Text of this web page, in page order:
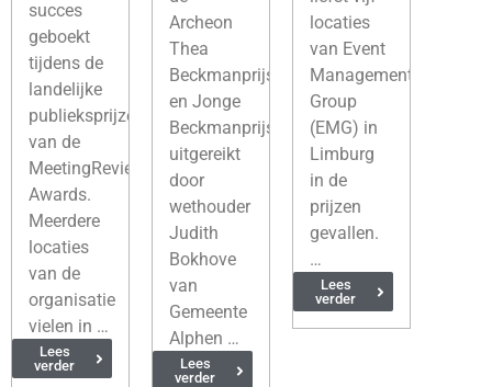
succes
geboekt
tijdens de
landelijke
publieksprijzen
van de
MeetingReview
Awards.
Meerdere
locaties
van de
organisatie
vielen in …
Lees
verder
Archeon
Thea
Beckmanprijs
en Jonge
Beckmanprijs
uitgereikt
door
wethouder
Judith
Bokhove
van
Gemeente
Alphen …
Lees
verder
locaties
van Event
Management
Group
(EMG) in
Limburg
in de
prijzen
gevallen.
…
Lees
verder